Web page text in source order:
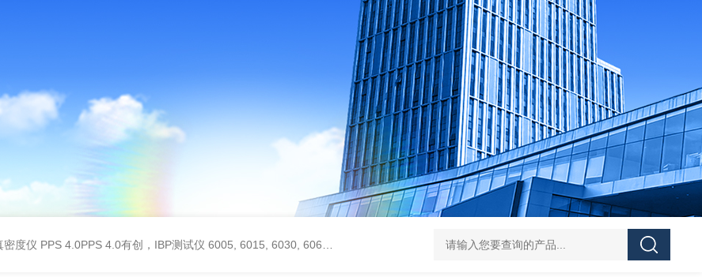
密度仪 PPS 4.0PPS 4.0有创，IBP测试仪 6005, 6015, 6030, 6060, 6100, 6170Hans Rudolph非扩散气体收集袋,Hans Rudolph非扩散气囊